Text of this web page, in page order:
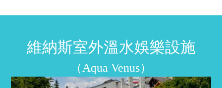
維納斯室外溫水娛樂設施​
（Aqua Venus）